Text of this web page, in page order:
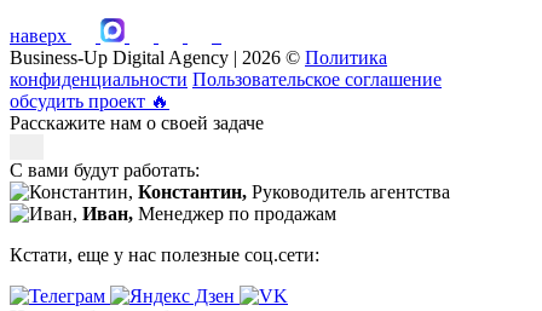
наверх
Business-Up Digital Agency | 2026 © Политика
конфиденциальности Пользовательское соглашение
обсудить проект 🔥
Расскажите нам о своей задаче
С вами будут работать:
Константин, Руководитель агентства
Иван, Менеджер по продажам
Кстати, еще у нас полезные соц.сети: